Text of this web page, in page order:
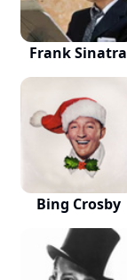
Frank Sinatra
Bing Crosby